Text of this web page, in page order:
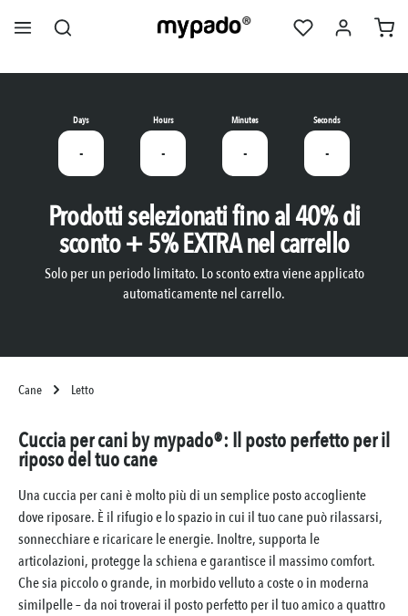
principale
Days
-
Hours
-
Minutes
-
Seconds
-
Prodotti selezionati fino al 40% di
sconto + 5% EXTRA nel carrello
Solo per un periodo limitato. Lo sconto extra viene applicato
automaticamente nel carrello.
Cane Letto
Cuccia per cani by mypado®: Il posto perfetto per il
riposo del tuo cane
Una cuccia per cani è molto più di un semplice posto accogliente
dove riposare. È il rifugio e lo spazio in cui il tuo cane può rilassarsi,
sonnecchiare e ricaricare le energie. Inoltre, supporta le
articolazioni, protegge la schiena e garantisce il massimo comfort.
Che sia piccolo o grande, in morbido velluto a coste o in moderna
similpelle – da noi troverai il posto perfetto per il tuo amico a quattro